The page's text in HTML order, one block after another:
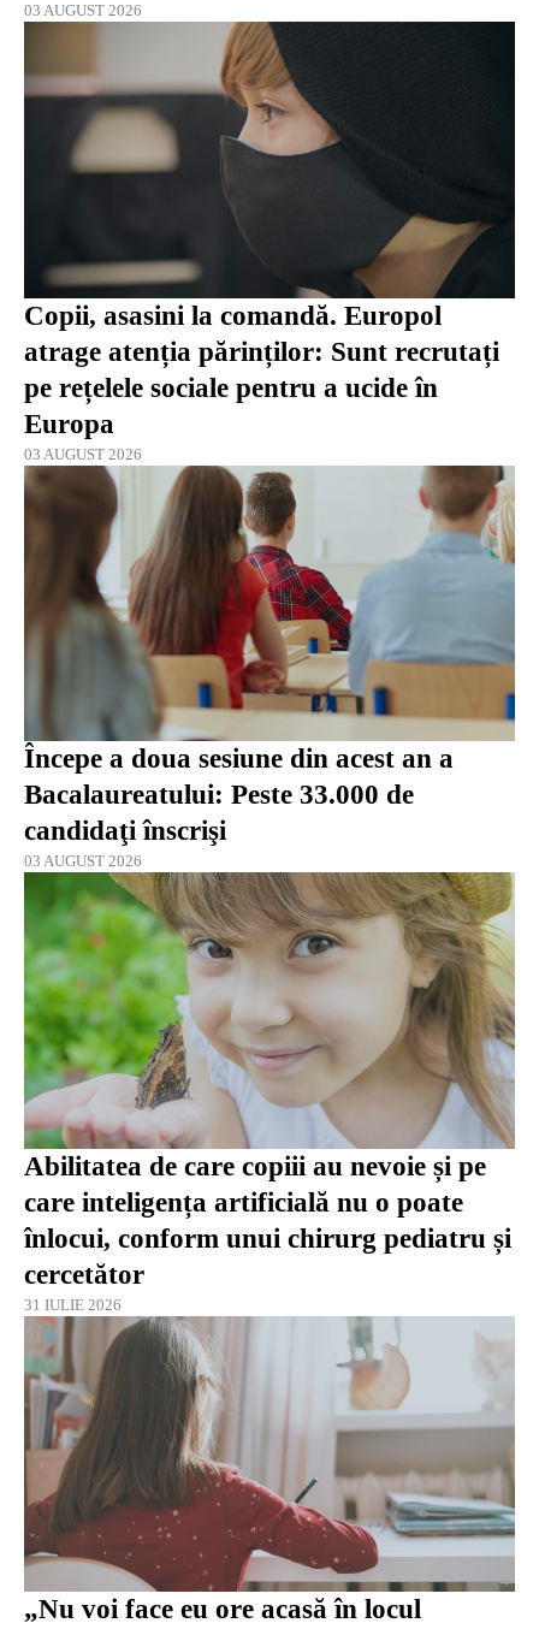
03 AUGUST 2026
Copii, asasini la comandă. Europol
atrage atenția părinților: Sunt recrutați
pe rețelele sociale pentru a ucide în
Europa
03 AUGUST 2026
Începe a doua sesiune din acest an a
Bacalaureatului: Peste 33.000 de
candidaţi înscrişi
03 AUGUST 2026
Abilitatea de care copiii au nevoie și pe
care inteligența artificială nu o poate
înlocui, conform unui chirurg pediatru și
cercetător
31 IULIE 2026
„Nu voi face eu ore acasă în locul